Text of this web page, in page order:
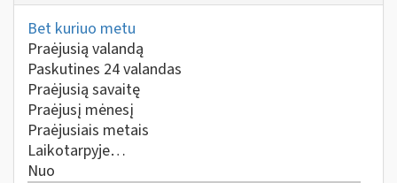
Bet kuriuo metu
Praėjusią valandą
Paskutines 24 valandas
Praėjusią savaitę
Praėjusį mėnesį
Praėjusiais metais
Laikotarpyje…
Nuo